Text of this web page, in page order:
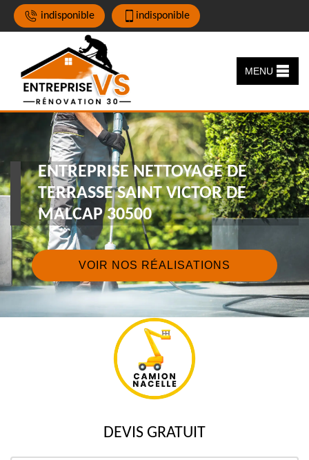
indisponible indisponible
MENU
ENTREPRISE NETTOYAGE DE
TERRASSE SAINT VICTOR DE
MALCAP 30500
VOIR NOS RÉALISATIONS
DEVIS GRATUIT